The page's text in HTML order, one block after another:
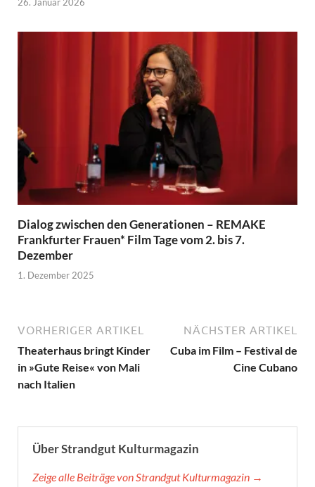
Dialog zwischen den Generationen – REMAKE
Frankfurter Frauen* Film Tage vom 2. bis 7.
Dezember
1. Dezember 2025
VORHERIGER ARTIKEL
Theaterhaus bringt Kinder
in »Gute Reise« von Mali
nach Italien
NÄCHSTER ARTIKEL
Cuba im Film – Festival de
Cine Cubano
Über Strandgut Kulturmagazin
Zeige alle Beiträge von Strandgut Kulturmagazin →